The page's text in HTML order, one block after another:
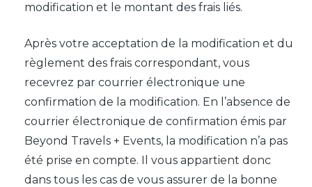
modification et le montant des frais liés.
Après votre acceptation de la modification et du
règlement des frais correspondant, vous
recevrez par courrier électronique une
confirmation de la modification. En l’absence de
courrier électronique de confirmation émis par
Beyond Travels + Events, la modification n’a pas
été prise en compte. Il vous appartient donc
dans tous les cas de vous assurer de la bonne